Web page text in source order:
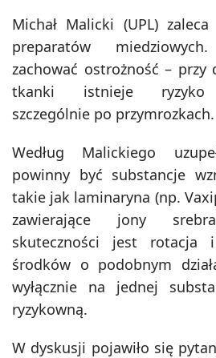
Michał Malicki (UPL)
preparatów
zachować ostrożność – przy
tkanki istnieje ryzyko
szczególnie po przymrozkach.
Według Malickiego
powinny być substancje
takie jak laminaryna (np.
zawierające jony
skuteczności jest rotacja i
środków o podobnym
wyłącznie na jednej
ryzykowną.
W dyskusji pojawiło się